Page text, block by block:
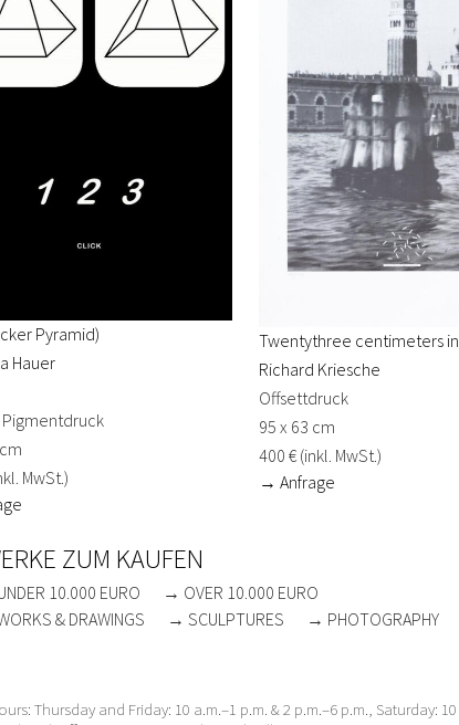
Pyramid)
Hauer
Pigmentdruck
MwSt.)
Twentythree centimeters
Richard Kriesche
Offsettdruck
95 x 63 cm
400 € (inkl. MwSt.)
→ Anfrage
ZUM KAUFEN
10.000 EURO
→ OVER 10.000 EURO
& DRAWINGS → SCULPTURES → PHOTOGRAPHY
Thursday and Friday: 10 a.m.–1 p.m. & 2 p.m.–6 p.m., Saturday: